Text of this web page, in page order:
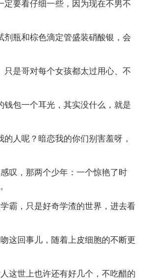
定要看仔细一些，因为现在不男不
剂瓶和棕色滴定管盛装硝酸银，会
只是哥对每个女孩都太过用心、不
钱包一个耳光，其实没什么，就是
的人呢？暗恋我的你们别害羞呀，
叹，那两个少年：一个惊艳了时
霸，只是好奇学渣的世界，进去看
这回事儿，随着上皮细胞的不断更
这世上也许还有好几个，不吃醋的